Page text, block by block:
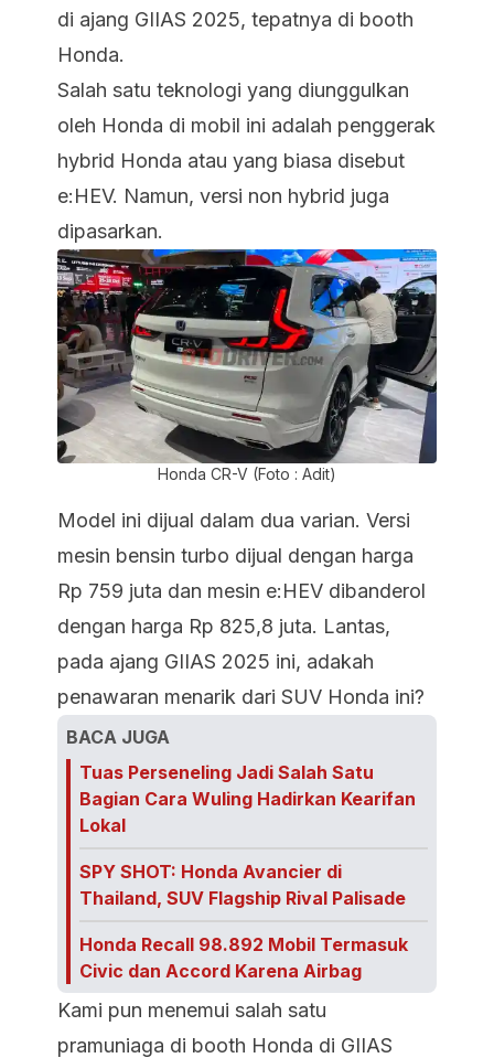
di ajang GIIAS 2025, tepatnya di booth
Honda.
Salah satu teknologi yang diunggulkan
oleh Honda di mobil ini adalah penggerak
hybrid Honda atau yang biasa disebut
e:HEV. Namun, versi non hybrid juga
dipasarkan.
Honda CR-V (Foto : Adit)
Model ini dijual dalam dua varian. Versi
mesin bensin turbo dijual dengan harga
Rp 759 juta dan mesin e:HEV dibanderol
dengan harga Rp 825,8 juta. Lantas,
pada ajang GIIAS 2025 ini, adakah
penawaran menarik dari SUV Honda ini?
BACA JUGA
Tuas Perseneling Jadi Salah Satu
Bagian Cara Wuling Hadirkan Kearifan
Lokal
SPY SHOT: Honda Avancier di
Thailand, SUV Flagship Rival Palisade
Honda Recall 98.892 Mobil Termasuk
Civic dan Accord Karena Airbag
Kami pun menemui salah satu
pramuniaga di booth Honda di GIIAS